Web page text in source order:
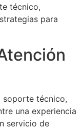
técnico,
para
soporte técnico,
una experiencia
servicio de